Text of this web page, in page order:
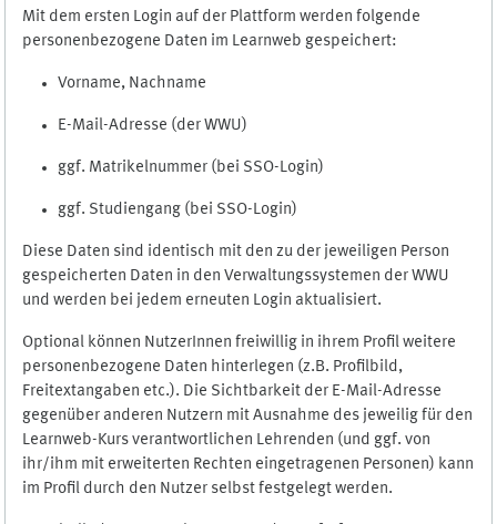
Mit dem ersten Login auf der Plattform werden folgende
personenbezogene Daten im Learnweb gespeichert:
Vorname, Nachname
E-Mail-Adresse (der WWU)
ggf. Matrikelnummer (bei SSO-Login)
ggf. Studiengang (bei SSO-Login)
Diese Daten sind identisch mit den zu der jeweiligen Person
gespeicherten Daten in den Verwaltungssystemen der WWU
und werden bei jedem erneuten Login aktualisiert.
Optional können NutzerInnen freiwillig in ihrem Profil weitere
personenbezogene Daten hinterlegen (z.B. Profilbild,
Freitextangaben etc.). Die Sichtbarkeit der E-Mail-Adresse
gegenüber anderen Nutzern mit Ausnahme des jeweilig für den
Learnweb-Kurs verantwortlichen Lehrenden (und ggf. von
ihr/ihm mit erweiterten Rechten eingetragenen Personen) kann
im Profil durch den Nutzer selbst festgelegt werden.